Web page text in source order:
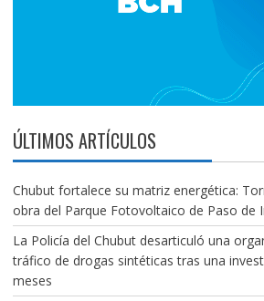
ÚLTIMOS ARTÍCULOS
Chubut fortalece su matriz energética:
obra del Parque Fotovoltaico de Paso de
La Policía del Chubut desarticuló una
tráfico de drogas sintéticas tras una
meses